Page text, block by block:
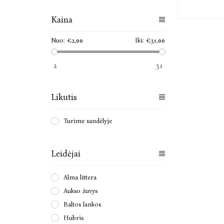
Kaina
Nuo: €2,00 Iki: €31,00
2 31
Likutis
Turime sandėlyje
Leidėjai
Alma littera
Aukso žuvys
Baltos lankos
Hubris